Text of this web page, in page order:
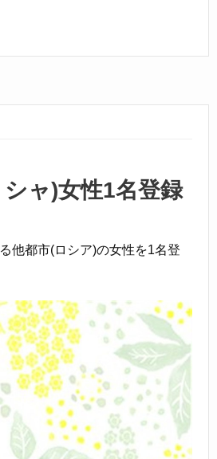
ャ)女性1名登録
他都市(ロシア)の女性を1名登